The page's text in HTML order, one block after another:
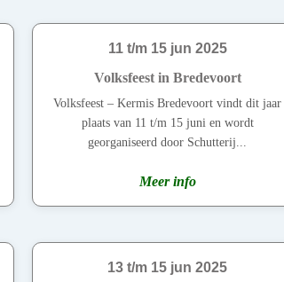
11 t/m 15 jun 2025
Volksfeest in Bredevoort
Volksfeest – Kermis Bredevoort vindt dit jaar
plaats van 11 t/m 15 juni en wordt
georganiseerd door Schutterij...
Meer info
13 t/m 15 jun 2025